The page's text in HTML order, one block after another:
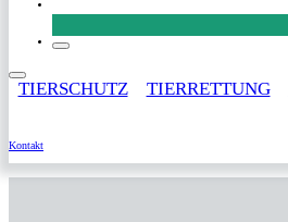
TIERSCHUTZ TIERRETTUNG
Kontakt